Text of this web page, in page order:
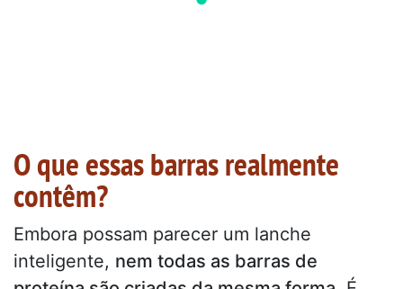
O que essas barras realmente
contêm?
Embora possam parecer um lanche
inteligente, nem todas as barras de